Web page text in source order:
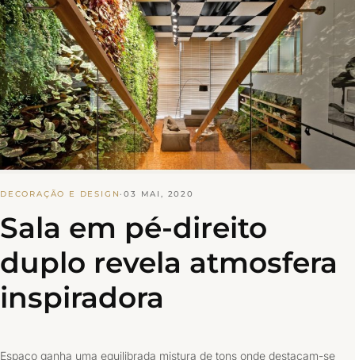
DECORAÇÃO E DESIGN·03 MAI, 2020
Sala em pé-direito
duplo revela atmosfera
inspiradora
Espaço ganha uma equilibrada mistura de tons onde destacam-se